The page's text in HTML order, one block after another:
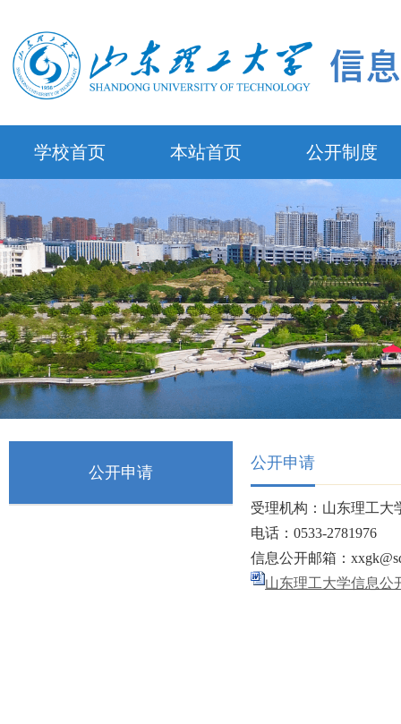
学校首页 本站首页 公开制度
公开申请
公开申请
受理机构：山东理工大
电话：0533-2781976
信息公开邮箱：
山东理工大学信息公